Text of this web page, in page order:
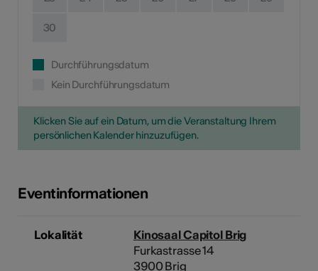
30
Durchführungsdatum
Kein Durchführungsdatum
Klicken Sie auf ein Datum, um die Veranstaltung Ihrem
persönlichen Kalender hinzuzufügen.
Eventinformationen
Lokalität
Kinosaal Capitol Brig
Furkastrasse 14
3900 Brig